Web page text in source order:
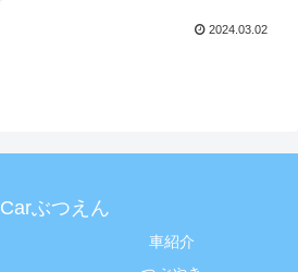
2024.03.02
Carぶつえん
車紹介